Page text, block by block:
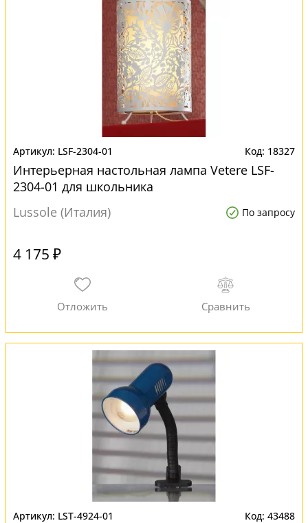
LSF-2304-01 18327
Интерьерная настольная лампа Vetere LSF-
2304-01 для школьника
Lussole (Италия)
По запросу
4 175 ₽
LST-4924-01 43488